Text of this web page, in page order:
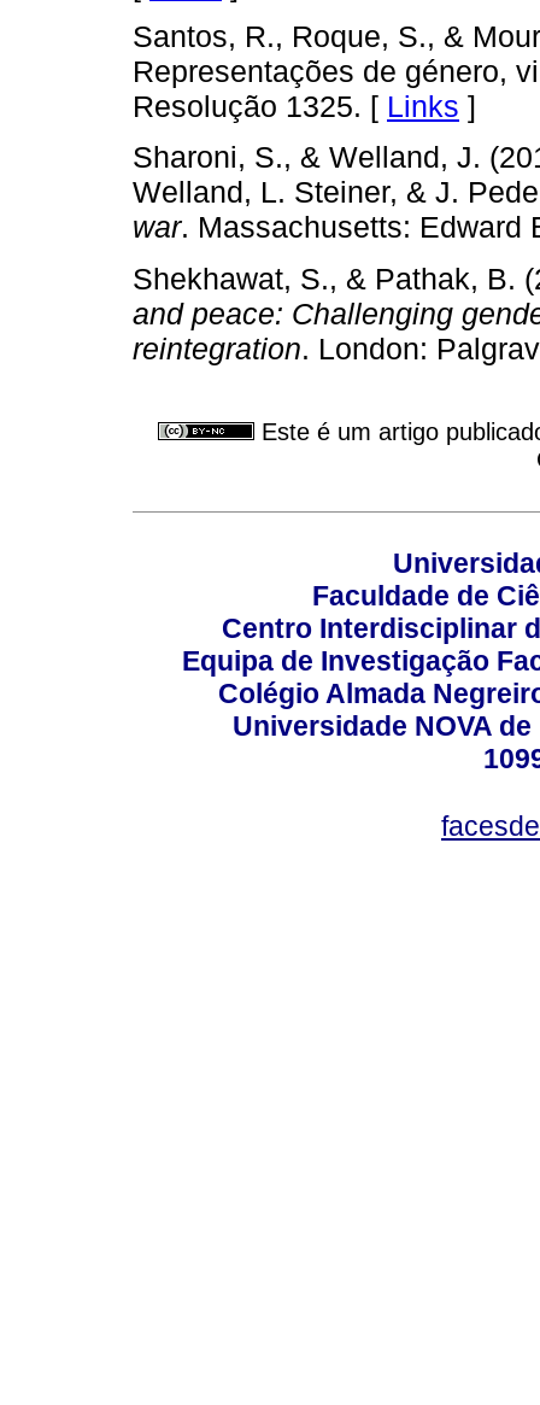
Santos, R., Roque, S., &
Representações de género,
Resolução 1325. [ Links ]
Sharoni, S., & Welland, J.
Welland, L. Steiner, & J.
war. Massachusetts: Edward
Shekhawat, S., & Pathak, B.
and peace: Challenging
reintegration. London:
Este é um artigo
Faculdade de
Centro Interdisciplinar
Equipa de Investigação
Colégio Almada
Universidade NOVA